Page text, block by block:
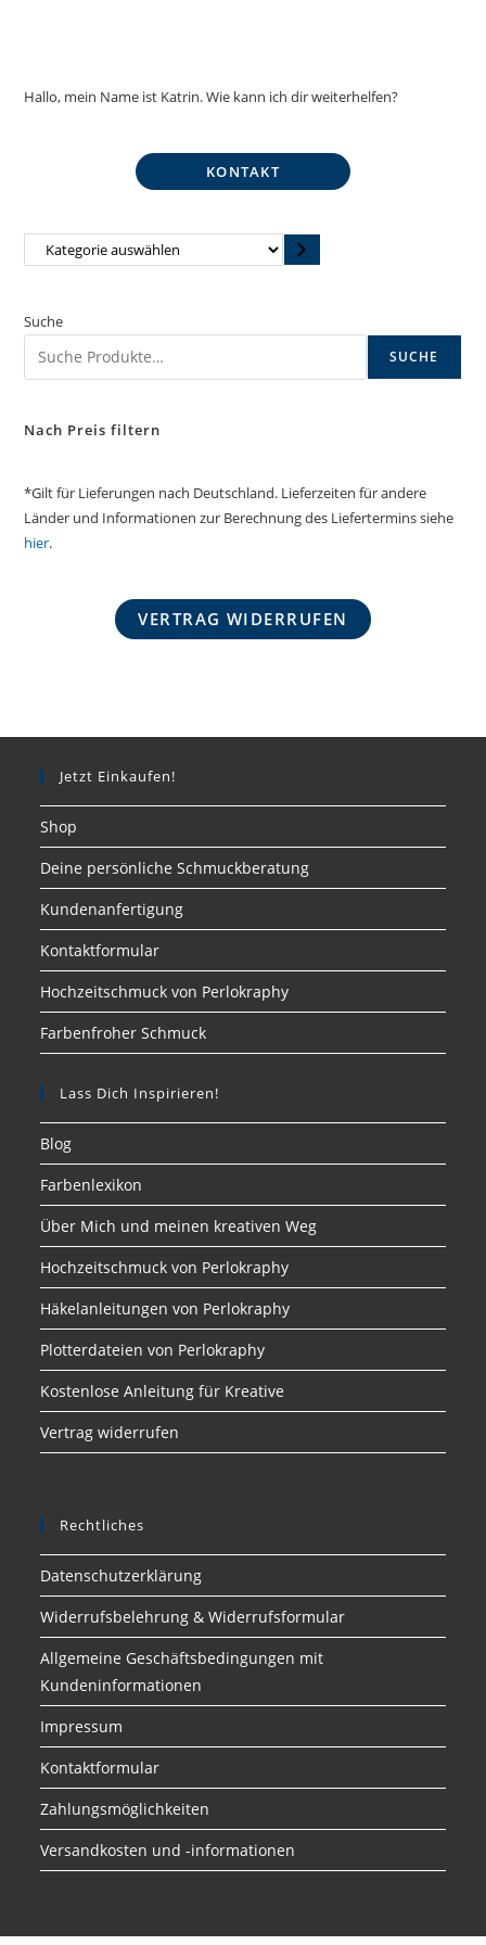
Hallo, mein Name ist Katrin. Wie kann ich dir weiterhelfen?
KONTAKT
Kategorie
Suche
SUCHE
Nach Preis filtern
*Gilt für Lieferungen nach Deutschland. Lieferzeiten für andere
Länder und Informationen zur Berechnung des Liefertermins siehe
hier.
VERTRAG WIDERRUFEN
Jetzt Einkaufen!
Shop
Deine persönliche Schmuckberatung
Kundenanfertigung
Kontaktformular
Hochzeitschmuck von Perlokraphy
Farbenfroher Schmuck
Lass Dich Inspirieren!
Blog
Farbenlexikon
Über Mich und meinen kreativen Weg
Hochzeitschmuck von Perlokraphy
Häkelanleitungen von Perlokraphy
Plotterdateien von Perlokraphy
Kostenlose Anleitung für Kreative
Vertrag widerrufen
Rechtliches
Datenschutzerklärung
Widerrufsbelehrung & Widerrufsformular
Allgemeine Geschäftsbedingungen mit
Kundeninformationen
Impressum
Kontaktformular
Zahlungsmöglichkeiten
Versandkosten und -informationen